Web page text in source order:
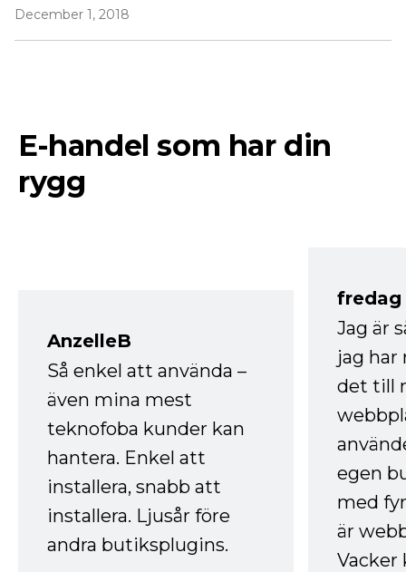
December 1, 2018
E-handel som har din
rygg
AnzelleB
Så enkel att använda –
även mina mest
teknofoba kunder kan
hantera. Enkel att
installera, snabb att
installera. Ljusår före
andra butiksplugins.
fredag
Jag är
jag
det till
egen
med
är
Vacker